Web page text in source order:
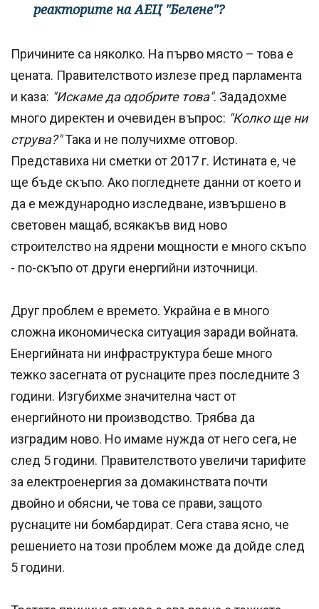
реакторите на АЕЦ "Белене"?
Причините са няколко. На първо място – това е
цената. Правителството излезе пред парламента
и каза: "Искаме да одобрите това". Зададохме
много директен и очевиден въпрос: "Колко ще ни
струва?"Така и не получихме отговор.
Представиха ни сметки от 2017 г. Истината е, че
ще бъде скъпо. Ако погледнете данни от което и
да е международно изследване, извършено в
световен мащаб, всякакъв вид ново
строителство на ядрени мощности е много скъпо
- по-скъпо от други енергийни източници.
Друг проблем е времето. Украйна е в много
сложна икономическа ситуация заради войната.
Енергийната ни инфраструктура беше много
тежко засегната от руснаците през последните 3
години. Изгубихме значителна част от
енергийното ни производство. Трябва да
изградим ново. Но имаме нужда от него сега, не
след 5 години. Правителството увеличи тарифите
за електроенергия за домакинствата почти
двойно и обясни, че това се прави, защото
руснаците ни бомбардират. Сега става ясно, че
решението на този проблем може да дойде след
5 години.